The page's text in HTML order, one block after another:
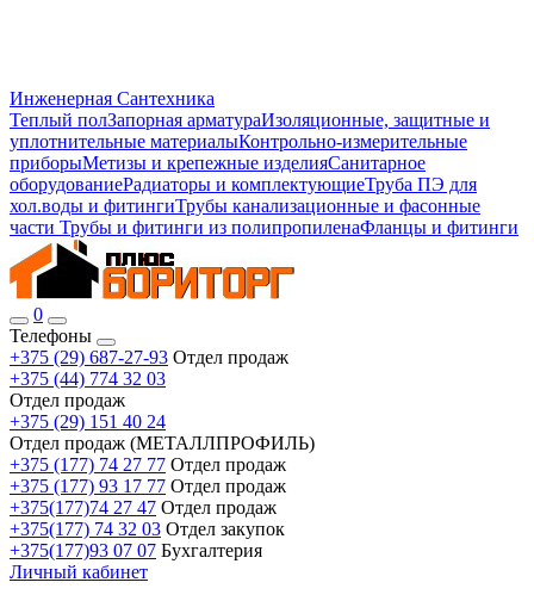
Инженерная Сантехника
Теплый полЗапорная арматураИзоляционные, защитные и
уплотнительные материалыКонтрольно-измерительные
приборыМетизы и крепежные изделияСанитарное
оборудованиеРадиаторы и комплектующиеТруба ПЭ для
хол.воды и фитингиТрубы канализационные и фасонные
части Трубы и фитинги из полипропиленаФланцы и фитинги
0
Телефоны
+375 (29) 687-27-93 Отдел продаж
+375 (44) 774 32 03
Отдел продаж
+375 (29) 151 40 24
Отдел продаж (МЕТАЛЛПРОФИЛЬ)
+375 (177) 74 27 77 Отдел продаж
+375 (177) 93 17 77 Отдел продаж
+375(177)74 27 47 Отдел продаж
+375(177) 74 32 03 Отдел закупок
+375(177)93 07 07 Бухгалтерия
Личный кабинет